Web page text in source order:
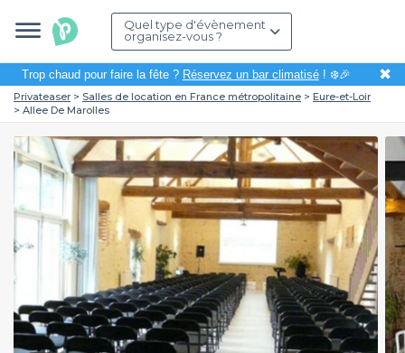
Quel type d'évènement
organisez-vous ?
Trop chaud pour faire la fête ? Réservez un bar climatisé! ❄️🎉 ✖
Privateaser Salles de location en France métropolitaine
Eure-et-Loir
Allee De Marolles